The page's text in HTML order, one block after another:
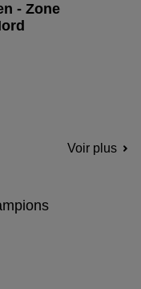
- Zone
Voir plus